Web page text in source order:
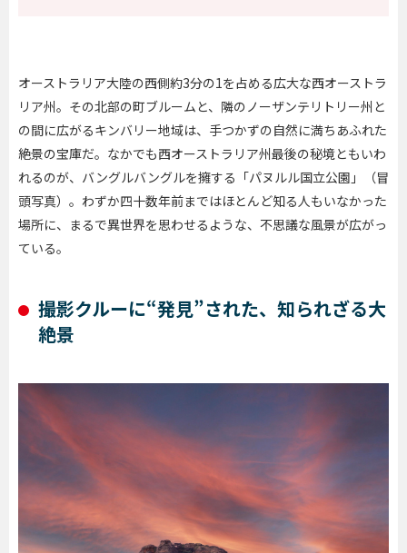
オーストラリア大陸の西側約3分の1を占める広大な西オーストラ
リア州。その北部の町ブルームと、隣のノーザンテリトリー州と
の間に広がるキンバリー地域は、手つかずの自然に満ちあふれた
絶景の宝庫だ。なかでも西オーストラリア州最後の秘境ともいわ
れるのが、バングルバングルを擁する「パヌルル国立公園」（冒
頭写真）。わずか四十数年前まではほとんど知る人もいなかった
場所に、まるで異世界を思わせるような、不思議な風景が広がっ
ている。
撮影クルーに“発見”された、知られざる大
絶景